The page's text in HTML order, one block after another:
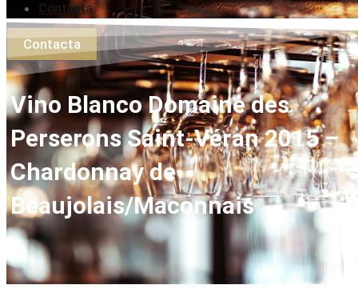
Contacta
Contacta
Vino Blanco Domaine des
Perserons Saint-Véran 2015 –
Chardonnay de
Beaujolais/Maconnais